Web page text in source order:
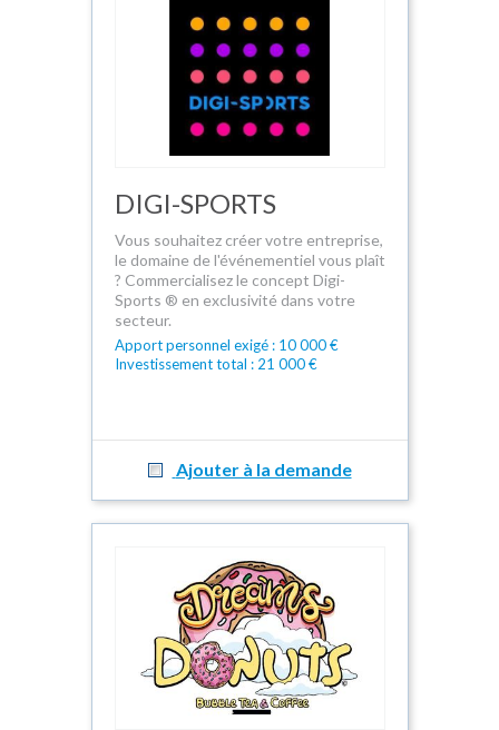
DIGI-SPORTS
Vous souhaitez créer votre entreprise,
le domaine de l'événementiel vous plaît
? Commercialisez le concept Digi-
Sports ® en exclusivité dans votre
secteur.
Apport personnel exigé : 10 000 €
Investissement total : 21 000 €
Ajouter à la demande